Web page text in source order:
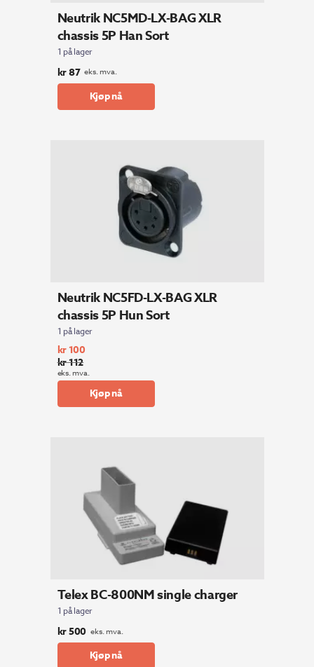
Neutrik NC5MD-LX-BAG XLR
chassis 5P Han Sort
1 på lager
kr87 eks. mva.
Kjøp nå
Neutrik NC5FD-LX-BAG XLR
chassis 5P Hun Sort
1 på lager
kr112
Opprinnelig
pris
kr100
Nåværende
pris
eks. mva.
Kjøp nå
Telex BC-800NM single charger
1 på lager
kr500 eks. mva.
Kjøp nå